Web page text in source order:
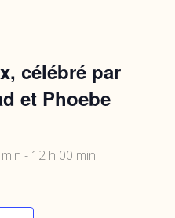
célébré par
et Phoebe
- 12 h 00 min